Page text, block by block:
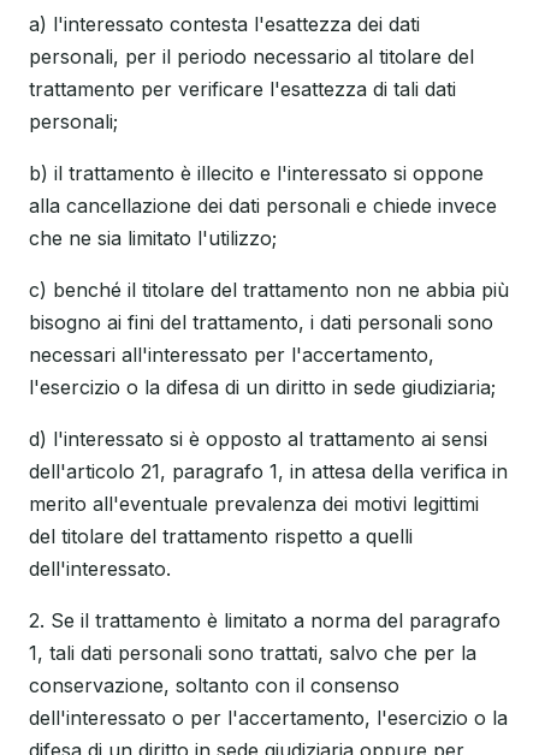
a) l'interessato contesta l'esattezza dei dati
personali, per il periodo necessario al titolare del
trattamento per verificare l'esattezza di tali dati
personali;
b) il trattamento è illecito e l'interessato si oppone
alla cancellazione dei dati personali e chiede invece
che ne sia limitato l'utilizzo;
c) benché il titolare del trattamento non ne abbia più
bisogno ai fini del trattamento, i dati personali sono
necessari all'interessato per l'accertamento,
l'esercizio o la difesa di un diritto in sede giudiziaria;
d) l'interessato si è opposto al trattamento ai sensi
dell'articolo 21, paragrafo 1, in attesa della verifica in
merito all'eventuale prevalenza dei motivi legittimi
del titolare del trattamento rispetto a quelli
dell'interessato.
2. Se il trattamento è limitato a norma del paragrafo
1, tali dati personali sono trattati, salvo che per la
conservazione, soltanto con il consenso
dell'interessato o per l'accertamento, l'esercizio o la
difesa di un diritto in sede giudiziaria oppure per